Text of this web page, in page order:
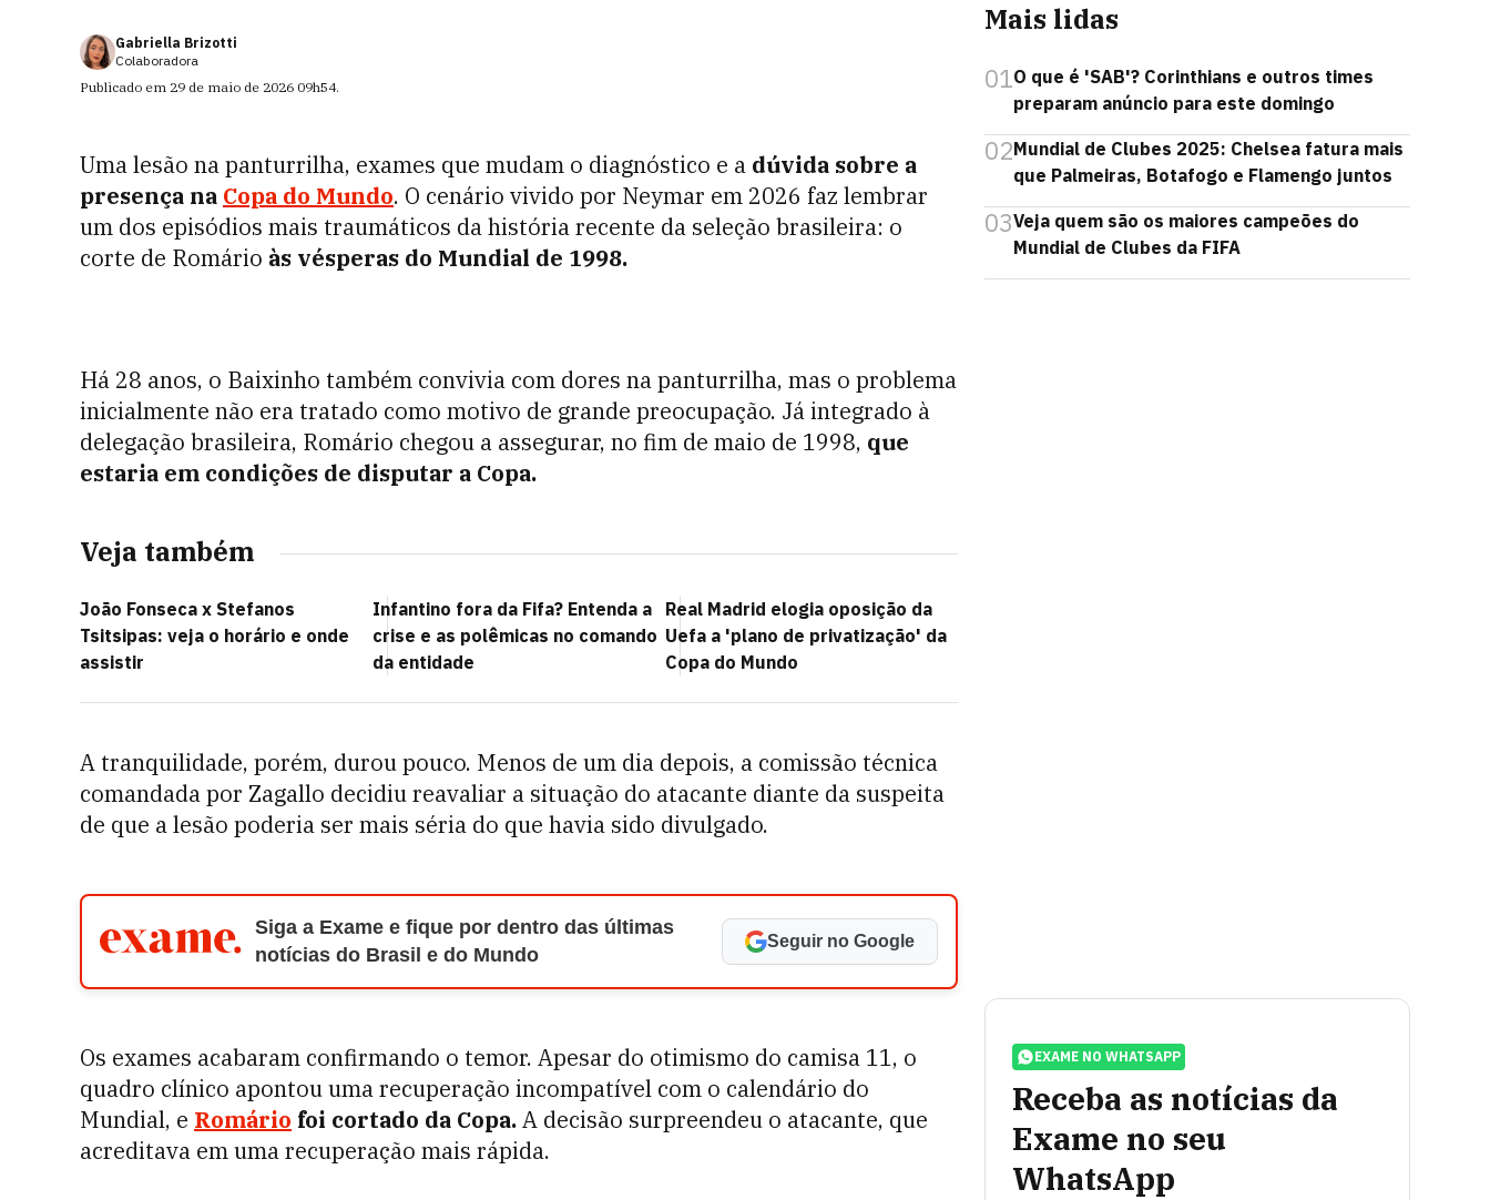
Gabriella Brizotti
Colaboradora
Publicado em 29 de maio de 2026 09h54.
Uma lesão na panturrilha, exames que mudam o diagnóstico e a dúvida sobre a
presença na Copa do Mundo. O cenário vivido por Neymar em 2026 faz lembrar
um dos episódios mais traumáticos da história recente da seleção brasileira: o
corte de Romário às vésperas do Mundial de 1998.
Há 28 anos, o Baixinho também convivia com dores na panturrilha, mas o problema
inicialmente não era tratado como motivo de grande preocupação. Já integrado à
delegação brasileira, Romário chegou a assegurar, no fim de maio de 1998, que
estaria em condições de disputar a Copa.
Veja também
João Fonseca x Stefanos
Tsitsipas: veja o horário e onde
assistir
Infantino fora da Fifa? Entenda a
crise e as polêmicas no comando
da entidade
Real Madrid elogia oposição da
Uefa a 'plano de privatização' da
Copa do Mundo
A tranquilidade, porém, durou pouco. Menos de um dia depois, a comissão técnica
comandada por Zagallo decidiu reavaliar a situação do atacante diante da suspeita
de que a lesão poderia ser mais séria do que havia sido divulgado.
Siga a Exame e fique por dentro das últimas
notícias do Brasil e do Mundo
Seguir no Google
Os exames acabaram confirmando o temor. Apesar do otimismo do camisa 11, o
quadro clínico apontou uma recuperação incompatível com o calendário do
Mundial, e Romário foi cortado da Copa.A decisão surpreendeu o atacante, que
acreditava em uma recuperação mais rápida.
Mais lidas
01O que é 'SAB'? Corinthians e outros times
preparam anúncio para este domingo
02Mundial de Clubes 2025: Chelsea fatura mais
que Palmeiras, Botafogo e Flamengo juntos
03Veja quem são os maiores campeões do
Mundial de Clubes da FIFA
EXAME NO WHATSAPP
Receba as notícias da
Exame no seu
WhatsApp